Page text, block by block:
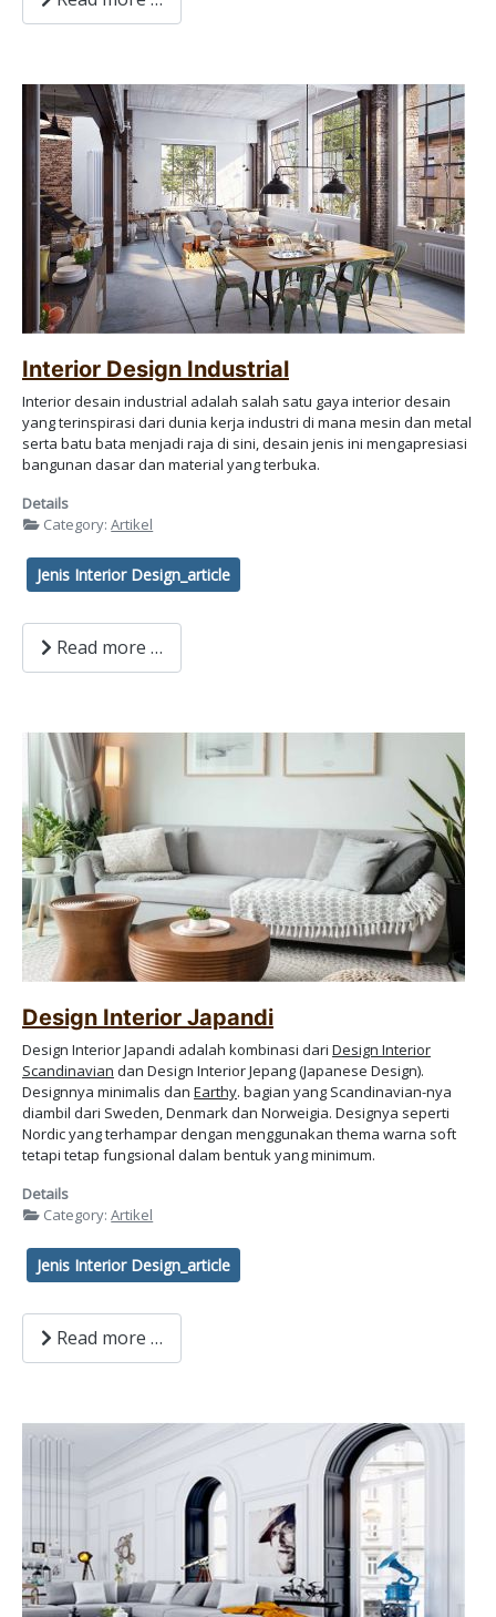
Interior Design Industrial
Interior desain industrial adalah salah satu gaya interior desain
yang terinspirasi dari dunia kerja industri di mana mesin dan metal
serta batu bata menjadi raja di sini, desain jenis ini mengapresiasi
bangunan dasar dan material yang terbuka.
Details
Category:Artikel
Jenis Interior Design_article
Read more …
Design Interior Japandi
Design Interior Japandi adalah kombinasi dari Design Interior
Scandinavian dan Design Interior Jepang (Japanese Design).
Designnya minimalis dan Earthy. bagian yang Scandinavian-nya
diambil dari Sweden, Denmark dan Norweigia. Designya seperti
Nordic yang terhampar dengan menggunakan thema warna soft
tetapi tetap fungsional dalam bentuk yang minimum.
Details
Category:Artikel
Jenis Interior Design_article
Read more …